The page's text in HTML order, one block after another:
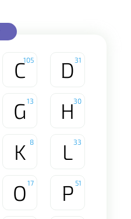
C105 D 31
G 13 H30
K 8 L 33
O 17 P 51